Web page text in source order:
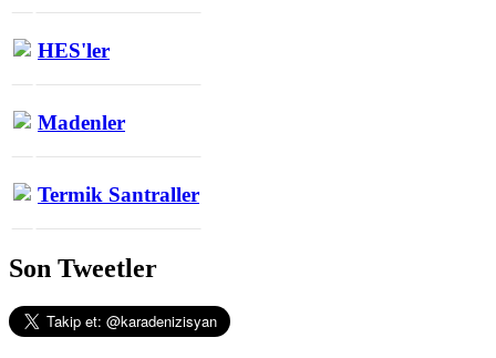
HES'ler
Madenler
Termik Santraller
Son Tweetler